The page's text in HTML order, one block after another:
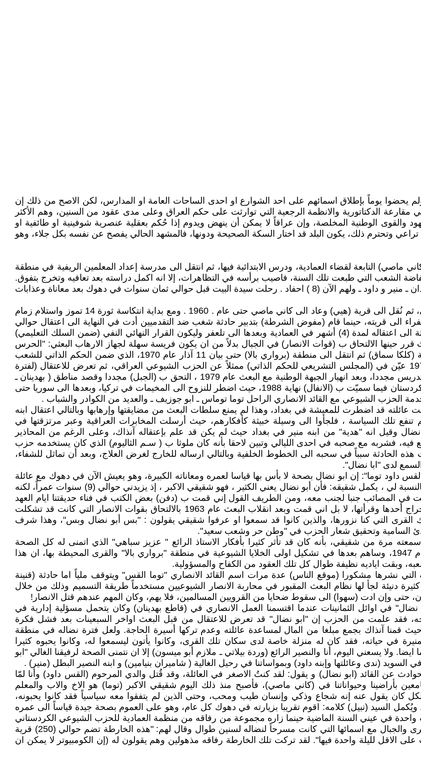
ولم يحضوا يوماً بإطلاق اسمائهم على احد الشوارع او احدى الساحات العامة او المدارس، لكن الاصح من ذلك إن
الدكتاتورية والانظمة الرجعية التي توارثت على حكم العراق وعلى مدى عقود من السنين، وهم الأكثر
والقوى الوطنية المخلصة، وإن عراقاً لا يمكن أن ينهض ويدوم إذا حُكم بعقلية عنصرية شوفينية او طائفية او
تراعي وتحترم ذلك، يكون البلد قد اختار السكة الصحيحة ودونها، فالمشهد الحالي يفصح عن نفسه بكل جلاء، وهو
توما القس داود (أبونضال) عام 1930 في ناحية (كاني ماصي) التابعة لقضاء العمادية، ودرس الابتدائية فيها، ثم انتقل الى مدرسة إعداد المعلمين الريفية في منطقة
عام 1948 ، كان قد اشترك في انتفاضة الشعب التي طبعت تلك السنة، فاصيب برأسه في التظاهرات، إلا انه اكمل دراسته بعد تعافيه وتخرج بتفوق.
إقترن بالسيدة (شاميران بنيامين) وأنجبت له بنتان ـ نضال وندى ـ وولدان ـ منير و داود ـ ولهم الآن (8 ) احفاد . رحلت سيدة البيت قبل حوالي ثمان سنوات في دهوك بعد معاناة وعذابات
كان تعينه الأول عام 1950 في مدرسة بقرية (بيدو) قرب كاني ماصي، ثم نُقل الى قرية (هيي) وعاد الى كاني ماصي حتى عام . 1960 . ومع بداية انتكاسة ثورة 14 تموز واستلام زمام
الى قريته، حينما قام (مفوض الشرطة) بتدبير حادثة شغب ضد التقدميين أدت في النهاية الى اعتقال حوالي
(30) من المعلمين والطلاب بحجج واهية ومبيتة. وقد أدت تلك الحادثة الى اعتقاله لمدة (4) أشهر في العمادية وبعدها الى تلعفر وليكون القرار النهائي النفي (ضمن السلك التعليمي)
السماوة بين الاعوام 1961 ـ حتى انقلاب شباط 1963 حيث قرر حينها الالتحاق ب (قوات الانصار) في الجبال بدلاً من ان يكون فريسة سهلة لجهاز الارهاب البعثي: "الحرس
القومي". ساهم في تأسيس اولى القواعد الانصارية بمدينة السليمانية (كلكا سماق) ثم انتقل الى منطقة (برواري بالا) حتى بيان 11 آذار عام 1970، الذي ضمن الحكم الذاتي للشعب
الكردي، إذ عاد الى سلك التدريس في السماوة ايضاً. وفي العام 1975 عيّن في (المجلس التشريعي للحكم الذاتي) ممثلاً عن الحزب الشيوعي العراقي، ثم تعرض للاعتقال (لفترة
قصيرة) عقب حل هذا المجلس، ثم توجه بعدها لمهنته المحببة في التدريس مجددا، وبعد انهيار الجبهة الوطنية مع البعث عام 1979 ، التحق ب (الجبل) مجددا وقصد مناطق ( بهدينان ـ
زيوا ـ كاني هيسة) حتى هجوم صدام بالاسلحة الكيمياية على مناطق كردستان فيما سميّت ب (الانفال) نهاية 1988، حيث اضطر للنزوح الى المخيمات في تركيا، وبعدها الى سوريا حتى
عائلته قد اضطرت للمعيشة في بغداد، وهذا لم يمنع سلطات البعث من مضايقتها وإرهابها وبالتالي اعتقال ابنه
تلك السياسة ، فلجأوا الى وسيلة خبيثة كأفكارهم، حيث أرسلت المخابرات العراقية وعبر مرتزقتها في
وقيل انه "هدية" من ابنه منير في بغداد حيث لم يكن قد علم بإعتقاله آنذاك، وعلى الرغم من المحاذير
فشربه مع صحبه في احدى الليالي وتبين لاحقا بأنه كان ملوثا ب ( سـم الثاليوم) الذي كان يستخدمه حزب
سبباً في سحبه الى الخطوط الخلفية وبالتالي ارساله للخارج لغرض العلاج، وبعد أن تماثل للشفاء،
لدى "ابا نضال".
شقيقه الاستاذ " يورم القس داود توما": إن ابو نضال بصحة لا بأس بها قياسا لعمره ومعاناته الكبيرة، وهو يعيش الآن في دهوك مع عائلة
شقيقتي "نضال" حيث تقوم هي وزوجها بتدبير اموره والعناية به، أما بالنسبة لي ، يكمل شقيقه: فأن أبو نضال يعني الكثير ، فهو شقيقي الاكبر ، إذ يزيدني حوالي (9) سنوات عمراً، لكنه
وكنت في المصائب جنبا لجنب معه، ومن الطريف القول إني قمت ب (دفن) بعض الكتب في فناء حديقتنا ايام العهد
الملكي وانتشار التفتيشات عليها، وكنت اقوم بين فترة وأخرى بأستخراج أحدها وقرأتها، لا بل اني قمت وبعد انقلاب البعث عام 1963 بالالتحاق بقوات الانصار التي كانت قد تشكلت
القرى التي كنا نزورها، والذين كانوا قد سمعوا او عرفوا شقيقي يقولون : "بس أبو نضال وبس"، وهذا شرف
السامية وتحقيق شعار الحزب في "وطن حر وشعب سعيد".
مرة من شقيقي، بأنه كان قد تأثر كثيرا بأفكار الاستاذ الرائع " عزيز سباهي" الذي اتمنى له كل الصحة
والعافية، حينما كان أخي في (مدرسة اعداد المعلمين) بالرستمية عام 1947، وساهم بعدها في تشكيل اولى الخلايا الشيوعية في منطقة "برواري بالا" والقرى المحيطة بها، ان هذا
وبقت اياديه نظيفة طوال كل تلك العقود من الكفاح والمسؤولية.
التي نشرها مشكورا (موقع الناس) عدة مرات اسم القائد الانصاري "توما القس" ويتوقف ملياً اما حادثة (قنينة
دنيئة لجأ لها نظام البعث المقبور في محاربة الانصار الشيوعيين مستخدماً طريقة التسميم وذلك من خلال
حتى وإن ادت (سهوا) الى سقوط ضحايا من القرويين المسالمين، فلا يهم، وكان المهم عندهم قتل الانصار!
في اوائل الثمانينات عندما اقتسمنا العمل الانصاري في (قاطع بهدينان) وكان يتحمل مسؤلية إدارية في
لوجه، فقد علمت من الحزب إن "ابو نضال" قد تعرض للاعتقال من قبل البعث اواخر السبعينات بعد فشل فكرة
قمنا آنذاك بجمع مبلغا من المال لمساعدة عائلته وعدم تركها أسيرة الحاجة. ولعل فترة نضاله في منطقة
في حياته، فقد كان له منزلة خاصة لدى سكان تلك القرى، وكانوا يأتون ليسمعوا له، وكانوا يحبوه كثيرا
ولا يسعني اليوم، أنا والنصير الرائع (وردة بيلاتي ـ ملازم أبو ميسون) إلا ان نتمنى الصحة لرفيقنا الغالي "ابو
(ندى وعائلتها وإبنه داود) وبمواساتنا في رحيل الغالية ( شاميران بنيامين) و ابنه النصير البطل (منير) .
عن القائد (ابو نضال) و يقول: لقد كنتُ الاصغر في العائلة، وقد قُتل والدي المرحوم (القس داود) وأنا لمّا
بأراضينا وحيواناتنا في (كاني ماصي)، فأصبح منذ ذلك اليوم شقيقي الاكبر (توما) هو الاخ والاب والمعلم
كان يقول عنه إنه شجاع وذكي وإنسان طيب ومحب، وحتى الذين لم يتفقوا معه سياسياً فقد كانوا يحبونه،
السيد (نبيل) كلامه: اقوم تقريبا بزيارته في دهوك كل عام، وهو على العموم بصحة جيدة قياساً الى عمره
واحدة في عيني السنة الماضية حينما زاره مجموعة من رفاقه من منظمة العمادية للحزب الشيوعي الكردستاني
لغرض الاطمئنان عليه، وكان قد أنجز للتو خارطة للمنطقة ضمنها القرى والجبال مع اسمائها التي كانت مسرحاً لنضاله لسنين طوال وقال لهم: "هذه الخارطة تضم حوالي (250) قرية
بتُّ على الاقل لليلة واحدة فيها". لقد تركت تلك الخارطة رفاقه مذهولين وهم يقولون له (إن الكومبيوتر لا يمكن ان